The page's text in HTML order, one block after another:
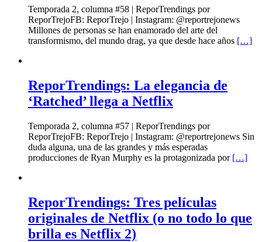
Temporada 2, columna #58 | ReporTrendings por
ReporTrejoFB: ReporTrejo | Instagram: @reportrejonews
Millones de personas se han enamorado del arte del
transformismo, del mundo drag, ya que desde hace años […]
ReporTrendings: La elegancia de
‘Ratched’ llega a Netflix
Temporada 2, columna #57 | ReporTrendings por
ReporTrejoFB: ReporTrejo | Instagram: @reportrejonews Sin
duda alguna, una de las grandes y más esperadas
producciones de Ryan Murphy es la protagonizada por […]
ReporTrendings: Tres películas
originales de Netflix (o no todo lo que
brilla es Netflix 2)